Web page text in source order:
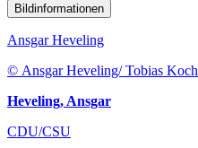
Bildinformationen
Ansgar Heveling
© Ansgar Heveling/ Tobias Koch
Heveling, Ansgar
CDU/CSU